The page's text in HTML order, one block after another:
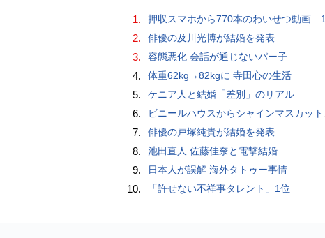
1. 押収スマホから770本のわいせつ動画 15歳少女に酒と薬飲ませ性的暴行か 54歳男を再逮捕 「薬もありますよ」とSNSで誘い出し
2. 俳優の及川光博が結婚を発表
3. 容態悪化 会話が通じないパー子
4. 体重62kg→82kgに 寺田心の生活
5. ケニア人と結婚「差別」のリアル
6. ビニールハウスからシャインマスカット約200房を盗んだ疑い ネットで販売か 無職の男（42）逮捕 岡山県警
7. 俳優の戸塚純貴が結婚を発表
8. 池田直人 佐藤佳奈と電撃結婚
9. 日本人が誤解 海外タトゥー事情
10. 「許せない不祥事タレント」1位